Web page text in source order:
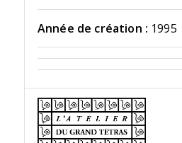
Année de création : 1995